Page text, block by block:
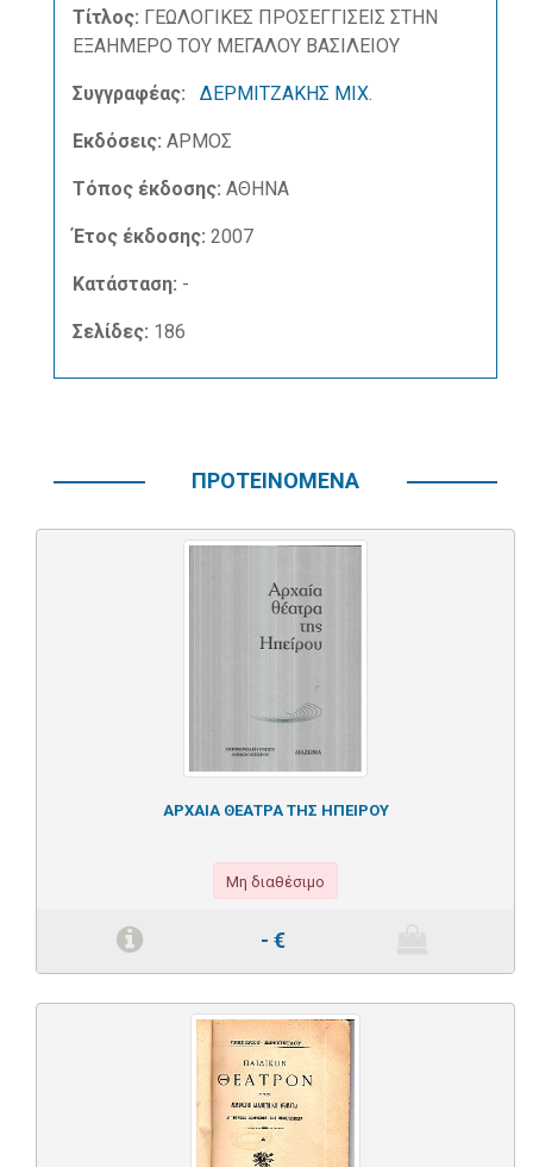
Τίτλος: ΓΕΩΛΟΓΙΚΕΣ ΠΡΟΣΕΓΓΙΣΕΙΣ ΣΤΗΝ
ΕΞΑΗΜΕΡΟ ΤΟΥ ΜΕΓΑΛΟΥ ΒΑΣΙΛΕΙΟΥ
Συγγραφέας: ΔΕΡΜΙΤΖΑΚΗΣ ΜΙΧ.
Εκδόσεις: ΑΡΜΟΣ
Τόπος έκδοσης: ΑΘΗΝΑ
Έτος έκδοσης: 2007
Κατάσταση: -
Σελίδες: 186
ΠΡΟΤΕΙΝΟΜΕΝΑ
ΑΡΧΑΙΑ ΘΕΑΤΡΑ ΤΗΣ ΗΠΕΙΡΟΥ
Μη διαθέσιμο
- €